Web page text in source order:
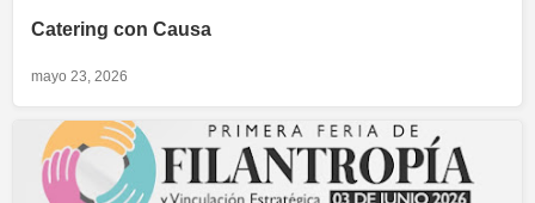
Catering con Causa
mayo 23, 2026